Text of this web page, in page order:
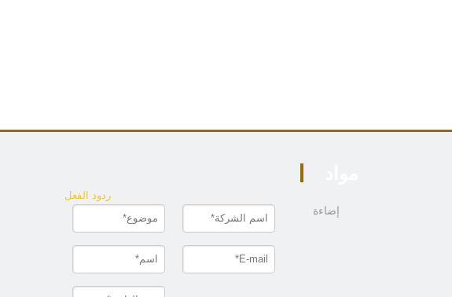
إضاءة
ردود الفعل